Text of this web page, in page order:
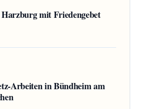
mit Friedengebet
Arbeiten in Bündheim am